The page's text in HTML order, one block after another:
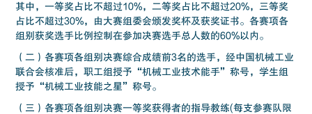
其中，一等奖占比不超过10%，二等奖占比不超过20%，三等奖
占比不超过30%，由大赛组委会颁发奖杯及获奖证书。各赛项各
组别获奖选手比例控制在参加决赛选手总人数的60%以内。
（二）各赛项各组别决赛综合成绩前3名的选手，经中国机械工业
联合会核准后，职工组授予“机械工业技术能手”称号，学生组
授予“机械工业技能之星”称号。
（三）各赛项各组别决赛一等奖获得者的指导教练(每支参赛队限